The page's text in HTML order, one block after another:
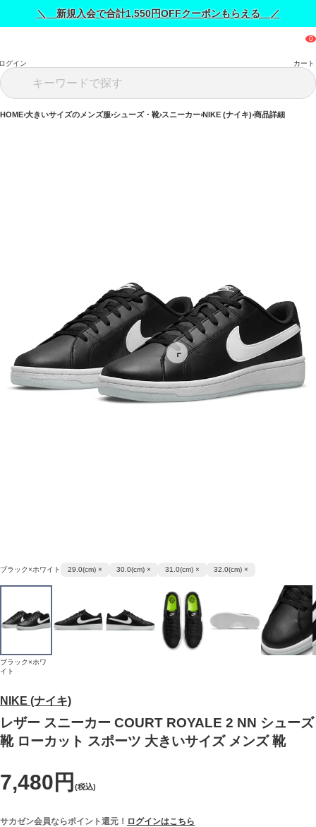
＼ 新規入会で合計1,550円OFFクーポンもらえる ／
グイン カート
HOME 大きいサイズのメンズ服 シューズ・靴 スニーカー NIKE (ナイキ) 商品詳細
NIKE (ナイキ)
レザー スニーカー COURT ROYALE 2 NN シューズ
靴 ローカット スポーツ 大きいサイズ メンズ 靴
7,480円 (税込)
サカゼン会員ならポイント還元！ ログインはこちら
ブラック×ホワイト 29.0(cm) × 30.0(cm) × 31.0(cm) × 32.0(cm) ×
ブラック×ホワ
イト